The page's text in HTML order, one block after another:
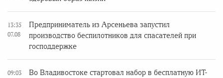
13:35
07.08
Предприниматель из Арсеньева запустил
производство беспилотников для спасателей при
господдержке
09:03
Во Владивостоке стартовал набор в бесплатную ИТ-